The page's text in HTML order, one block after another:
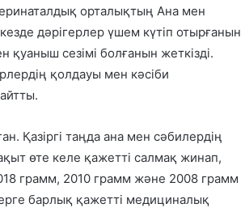
орталықтың Ана мен
дәрігерлер үшем күтіп отырғанын
сезімі болғанын жеткізді.
қолдауы мен кәсіби
Қазіргі таңда ана мен сәбилердің
өте келе қажетті салмақ жинап,
грамм, 2010 грамм және 2008 грамм
барлық қажетті медициналық